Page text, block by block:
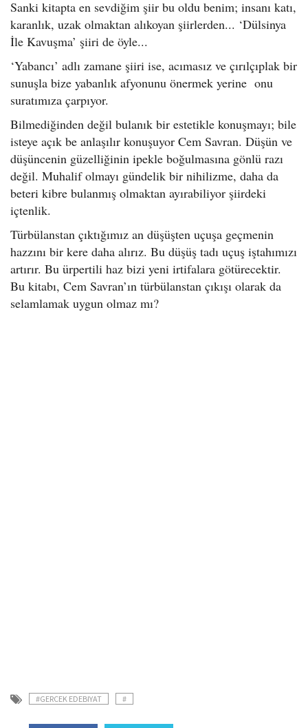
Sanki kitapta en sevdiğim şiir bu oldu benim; insanı katı,
karanlık, uzak olmaktan alıkoyan şiirlerden... ‘Dülsinya
İle Kavuşma’ şiiri de öyle...
‘Yabancı’ adlı zamane şiiri ise, acımasız ve çırılçıplak bir
sunuşla bize yabanlık afyonunu önermek yerine onu
suratımıza çarpıyor.
Bilmediğinden değil bulanık bir estetikle konuşmayı; bile
isteye açık be anlaşılır konuşuyor Cem Savran. Düşün ve
düşüncenin güzelliğinin ipekle boğulmasına gönlü razı
değil. Muhalif olmayı gündelik bir nihilizme, daha da
beteri kibre bulanmış olmaktan ayırabiliyor şiirdeki
içtenlik.
Türbülanstan çıktığımız an düşüşten uçuşa geçmenin
hazzını bir kere daha alırız. Bu düşüş tadı uçuş iştahımızı
artırır. Bu ürpertili haz bizi yeni irtifalara götürecektir.
Bu kitabı, Cem Savran’ın türbülanstan çıkışı olarak da
selamlamak uygun olmaz mı?
#GERCEK EDEBIYAT #